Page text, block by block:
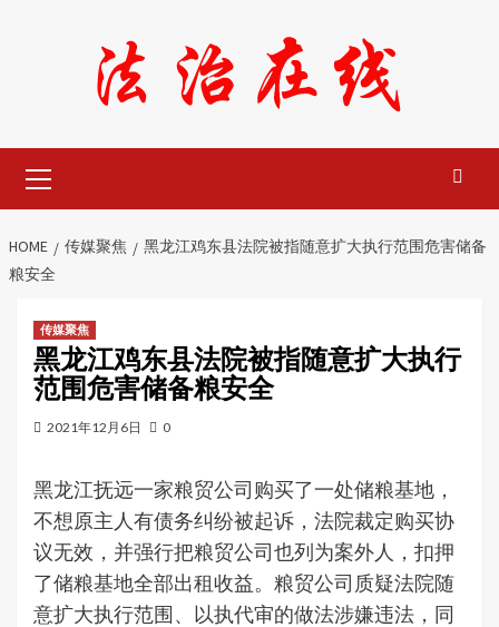
Menu
HOME 传媒聚焦
黑龙江鸡东县法院被指随意扩大执行范围危害储备
粮安全
传媒聚焦
黑龙江鸡东县法院被指随意扩大执行
范围危害储备粮安全
2021年12月6日 0
黑龙江抚远一家粮贸公司购买了一处储粮基地，
不想原主人有债务纠纷被起诉，法院裁定购买协
议无效，并强行把粮贸公司也列为案外人，扣押
了储粮基地全部出租收益。粮贸公司质疑法院随
意扩大执行范围、以执代审的做法涉嫌违法，同